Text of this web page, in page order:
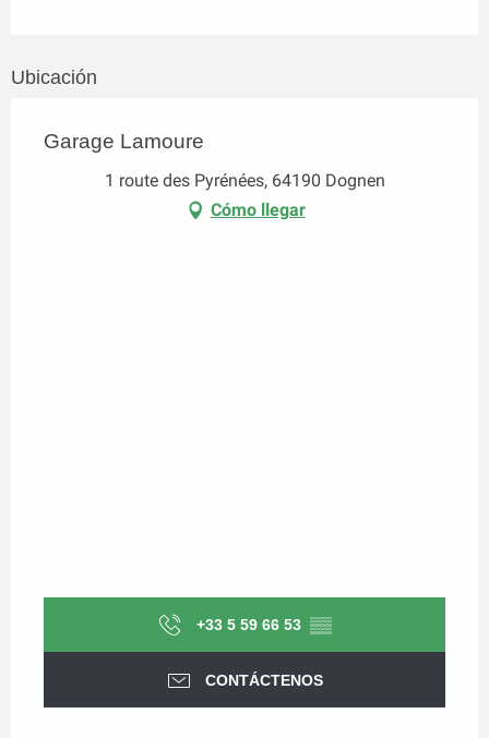
Ubicación
Garage Lamoure
1 route des Pyrénées, 64190 Dognen
Cómo llegar
+33 5 59 66 53 ▒▒
CONTÁCTENOS